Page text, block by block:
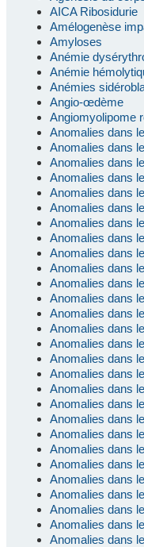
AICA Ribosidurie
Amélogenèse
Amyloses
Anémie
Anémie
Anémies
Angio-œdème
Angiomyolipome
Anomalies dans
Anomalies dans
Anomalies dans
Anomalies dans
Anomalies dans
Anomalies dans
Anomalies dans
Anomalies dans
Anomalies dans
Anomalies dans
Anomalies dans
Anomalies dans
Anomalies dans
Anomalies dans
Anomalies dans
Anomalies dans
Anomalies dans
Anomalies dans
Anomalies dans
Anomalies dans
Anomalies dans
Anomalies dans
Anomalies dans
Anomalies dans
Anomalies dans
Anomalies dans
Anomalies dans
Anomalies dans